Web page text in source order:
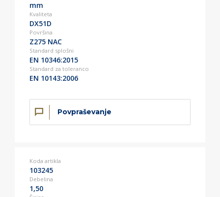
mm
Kvaliteta
DX51D
Površina
Z275 NAC
Standard splošni
EN 10346:2015
Standard za toleranco
EN 10143:2006
Povpraševanje
Koda artikla
103245
Debelina
1,50